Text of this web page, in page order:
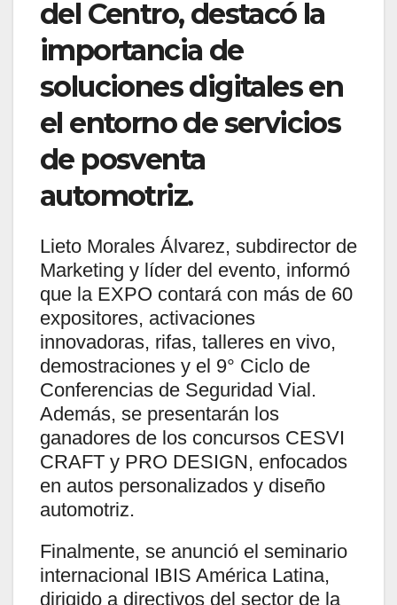
del Centro, destacó la
importancia de
soluciones digitales en
el entorno de servicios
de posventa
automotriz.
Lieto Morales Álvarez, subdirector de
Marketing y líder del evento, informó
que la EXPO contará con más de 60
expositores, activaciones
innovadoras, rifas, talleres en vivo,
demostraciones y el 9° Ciclo de
Conferencias de Seguridad Vial.
Además, se presentarán los
ganadores de los concursos CESVI
CRAFT y PRO DESIGN, enfocados
en autos personalizados y diseño
automotriz.
Finalmente, se anunció el seminario
internacional IBIS América Latina,
dirigido a directivos del sector de la